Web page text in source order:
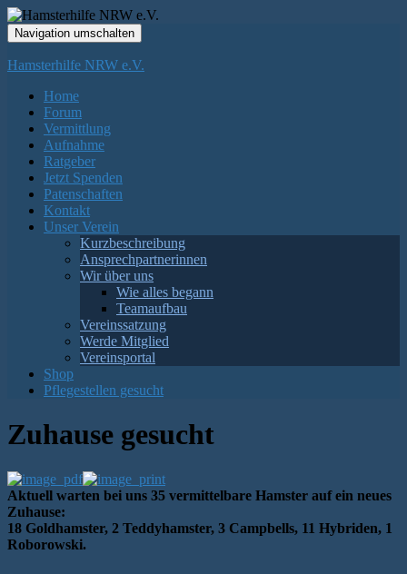
Navigation umschalten
Hamsterhilfe NRW e.V.
Home
Forum
Vermittlung
Aufnahme
Ratgeber
Jetzt Spenden
Patenschaften
Kontakt
Unser Verein
Kurzbeschreibung
Ansprechpartnerinnen
Wir über uns
Wie alles begann
Teamaufbau
Vereinssatzung
Werde Mitglied
Vereinsportal
Shop
Pflegestellen gesucht
Zuhause gesucht
Aktuell warten bei uns 35 vermittelbare Hamster auf ein neues
Zuhause:
18 Goldhamster, 2 Teddyhamster, 3 Campbells, 11 Hybriden, 1
Roborowski.